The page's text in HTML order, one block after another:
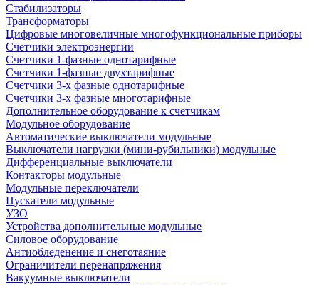
Стабилизаторы
Трансформаторы
Цифровые многовеличные многофункциональные приборы
Счетчики электроэнергии
Счетчики 1-фазные однотарифные
Счетчики 1-фазные двухтарифные
Счетчики 3-х фазные однотарифные
Счетчики 3-х фазные многотарифные
Дополнительное оборудование к счетчикам
Модульное оборудование
Автоматические выключатели модульные
Выключатели нагрузки (мини-рубильники) модульные
Дифференциальные выключатели
Контакторы модульные
Модульные переключатели
Пускатели модульные
УЗО
Устройства дополнительные модульные
Силовое оборудование
Антиобледенение и снеготаяние
Ограничители перенапряжения
Вакуумные выключатели